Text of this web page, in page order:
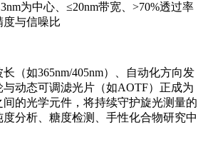
为中心、≤20nm带宽、>70%透过率
度与信噪比
（如365nm/405nm）、自动化方向发
动态可调滤光片（如AOTF）正成为
的光学元件，将持续守护旋光测量的
分析、糖度检测、手性化合物研究中